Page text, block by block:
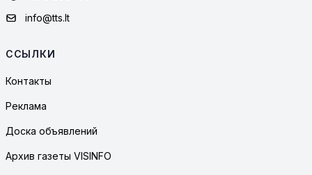
info@tts.lt
ССЫЛКИ
Контакты
Реклама
Доска объявлений
Архив газеты VISINFO